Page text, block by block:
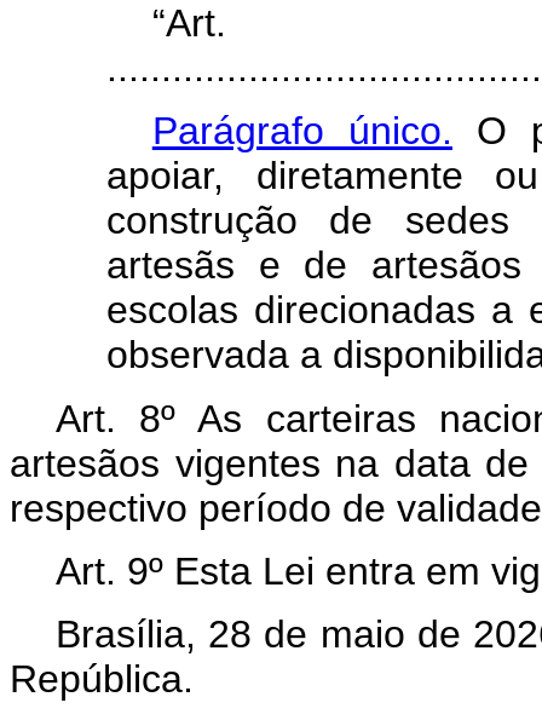
Parágrafo único. O
apoiar, diretamente
construção de sedes
artesãs e de
escolas direcionadas a
observada a
Art. 8º As carteiras
artesãos vigentes na data
respectivo período de
Art. 9º Esta Lei entra em
Brasília, 28 de maio de
República.